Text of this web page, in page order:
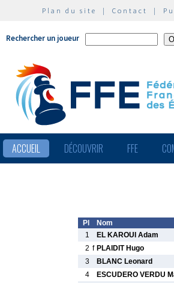
Plan du site | Contact |
Rechercher un joueur
ACCUEIL DÉCOUVRIR FFE
Pl Nom
1
EL KAROUI Adam
2 f PLAIDIT Hugo
3
BLANC Leonard
4
ESCUDERO VERDU